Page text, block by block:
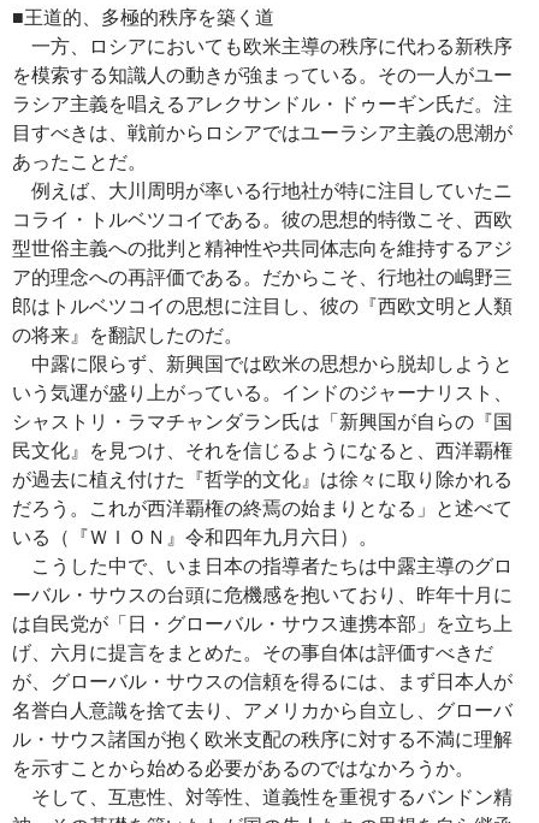
■王道的、多極的秩序を築く道
一方、ロシアにおいても欧米主導の秩序に代わる新秩序
を模索する知識人の動きが強まっている。その一人がユー
ラシア主義を唱えるアレクサンドル・ドゥーギン氏だ。注
目すべきは、戦前からロシアではユーラシア主義の思潮が
あったことだ。
例えば、大川周明が率いる行地社が特に注目していたニ
コライ・トルベツコイである。彼の思想的特徴こそ、西欧
型世俗主義への批判と精神性や共同体志向を維持するアジ
ア的理念への再評価である。だからこそ、行地社の嶋野三
郎はトルベツコイの思想に注目し、彼の『西欧文明と人類
の将来』を翻訳したのだ。
中露に限らず、新興国では欧米の思想から脱却しようと
いう気運が盛り上がっている。インドのジャーナリスト、
シャストリ・ラマチャンダラン氏は「新興国が自らの『国
民文化』を見つけ、それを信じるようになると、西洋覇権
が過去に植え付けた『哲学的文化』は徐々に取り除かれる
だろう。これが西洋覇権の終焉の始まりとなる」と述べて
いる（『ＷＩＯＮ』令和四年九月六日）。
こうした中で、いま日本の指導者たちは中露主導のグロ
ーバル・サウスの台頭に危機感を抱いており、昨年十月に
は自民党が「日・グローバル・サウス連携本部」を立ち上
げ、六月に提言をまとめた。その事自体は評価すべきだ
が、グローバル・サウスの信頼を得るには、まず日本人が
名誉白人意識を捨て去り、アメリカから自立し、グローバ
ル・サウス諸国が抱く欧米支配の秩序に対する不満に理解
を示すことから始める必要があるのではなかろうか。
そして、互恵性、対等性、道義性を重視するバンドン精